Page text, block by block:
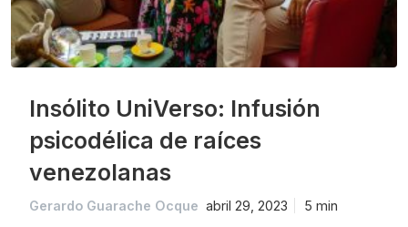
Insólito UniVerso: Infusión
psicodélica de raíces
venezolanas
Gerardo Guarache Ocque abril 29, 2023 5 min